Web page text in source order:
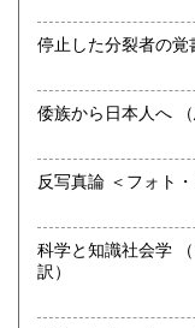
定休日：-
〈 人文書・美術書
☎買取受付フリーダ
科学と知識社会学 （マイケル・マルケイ 著 ; 堀喜望ほか 共
訳）